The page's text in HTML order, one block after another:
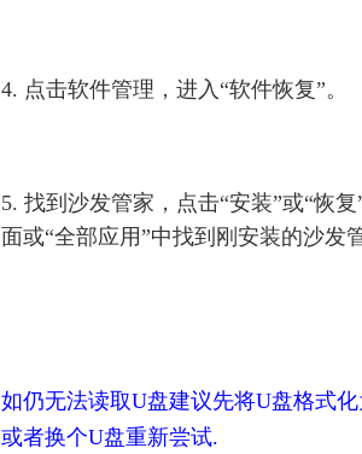
4. 点击软件管理，进入“软件恢复”。
5. 找到沙发管家，点击“安装”或“恢
面或“全部应用”中找到刚安装的沙发管
如仍无法读取U盘建议先将U盘格式
或者换个U盘重新尝试.